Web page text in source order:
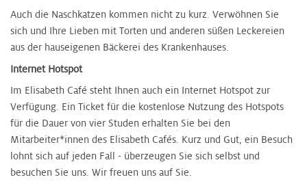
Auch die Naschkatzen kommen nicht zu kurz. Verwöhnen Sie
sich und Ihre Lieben mit Torten und anderen süßen Leckereien
aus der hauseigenen Bäckerei des Krankenhauses.
Internet Hotspot
Im Elisabeth Café steht Ihnen auch ein Internet Hotspot zur
Verfügung. Ein Ticket für die kostenlose Nutzung des Hotspots
für die Dauer von vier Studen erhalten Sie bei den
Mitarbeiter*innen des Elisabeth Cafés. Kurz und Gut, ein Besuch
lohnt sich auf jeden Fall - überzeugen Sie sich selbst und
besuchen Sie uns. Wir freuen uns auf Sie.